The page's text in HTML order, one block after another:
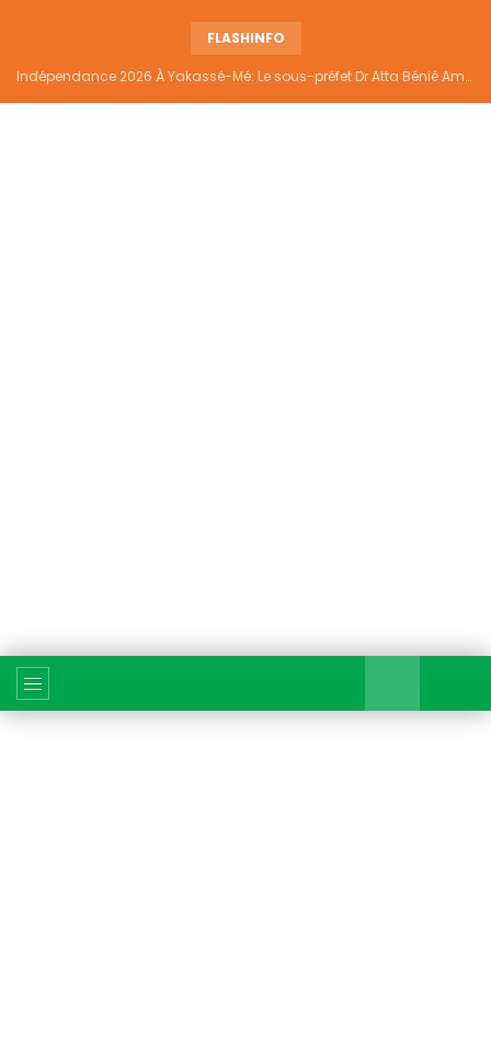
FLASHINFO
Indépendance 2026 À Yakassé-Mé: Le sous-préfet Dr Atta Bénié Amédé appelle à l’unité, à la sécurité et au développement